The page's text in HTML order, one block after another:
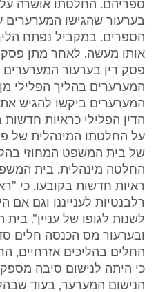
ספריהם. החלטתו אושרה
בערעור שהגישו
הספרים. במקביל נפתח
אותו מעשה. לאחר מתן פסק
פסק דין בערעור המערערים
המערערים בהליך הפלילי
המערערים ביקשו להגיש
הדין הפלילי כראיות חדשות
על החלטתו המינהלית של
של בית המשפט המחוזי
החלטה מינהלית. בית
ראיות חדשות בקובעו, כי
רלבנטיות לענייננו וגם אם
לשנות לגופו של עניין".
ובערעור מס הכנסה חלים
החלים בהליכים אזרחיים,
כי היתה לנישום סיבה
הנישום המערער, בעוד